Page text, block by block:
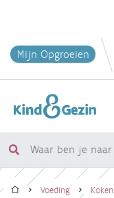
en
inhoud
Mijn Opgroeien
Waar
ben
je
HomeVoeding